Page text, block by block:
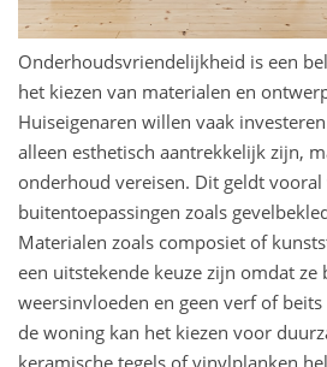
Onderhoudsvriendelijkheid is een
het kiezen van materialen en
Huiseigenaren willen vaak
alleen esthetisch aantrekkelijk zijn,
onderhoud vereisen. Dit geldt
buitentoepassingen zoals
Materialen zoals composiet of
een uitstekende keuze zijn omdat ze
weersinvloeden en geen verf of
de woning kan het kiezen voor